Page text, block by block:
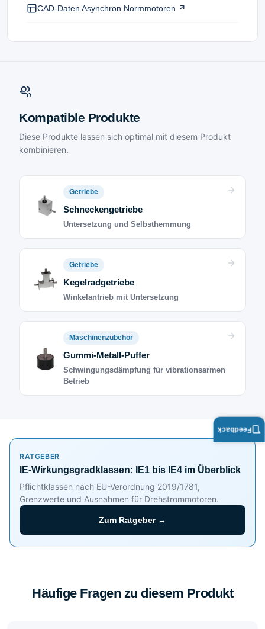
CAD-Daten Asynchron Normmotoren ↗
Kompatible Produkte
Diese Produkte lassen sich optimal mit diesem Produkt
kombinieren.
Getriebe
Schneckengetriebe
Untersetzung und Selbsthemmung
Getriebe
Kegelradgetriebe
Winkelantrieb mit Untersetzung
Maschinenzubehör
Gummi-Metall-Puffer
Schwingungsdämpfung für vibrationsarmen
Betrieb
RATGEBER
IE-Wirkungsgradklassen: IE1 bis IE4 im Überblick
Pflichtklassen nach EU-Verordnung 2019/1781,
Grenzwerte und Ausnahmen für Drehstrommotoren.
Zum Ratgeber →
Häufige Fragen zu diesem Produkt
Feedback